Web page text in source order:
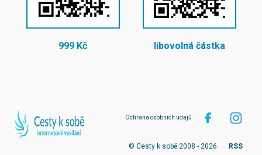
999 Kč libovolná částka
Ochrana osobních údajů
© Cesty k sobě 2008 - 2026 RSS